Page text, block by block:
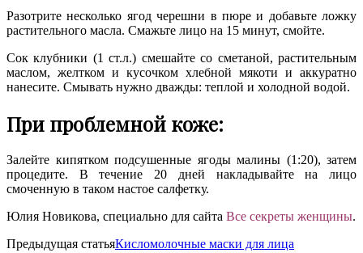
Разотрите несколько ягод черешни в пюре и добавьте ложку
растительного масла. Смажьте лицо на 15 минут, смойте.
Сок клубники (1 ст.л.) смешайте со сметаной, растительным
маслом, желтком и кусочком хлебной мякоти и аккуратно
нанесите. Смывать нужно дважды: теплой и холодной водой.
При проблемной коже:
Залейте кипятком подсушенные ягоды малины (1:20), затем
процедите. В течение 20 дней накладывайте на лицо
смоченную в таком настое салфетку.
Юлия Новикова, специально для сайта Все секреты женщины.
Предыдущая статьяКисломолочные маски для лица